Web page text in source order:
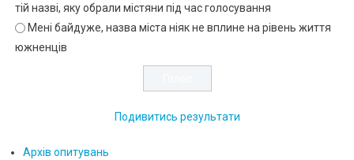
тій назві, яку обрали містяни під час голосування
Мені байдуже, назва міста ніяк не вплине на рівень життя
южненців
Подивитись результати
Архів опитувань